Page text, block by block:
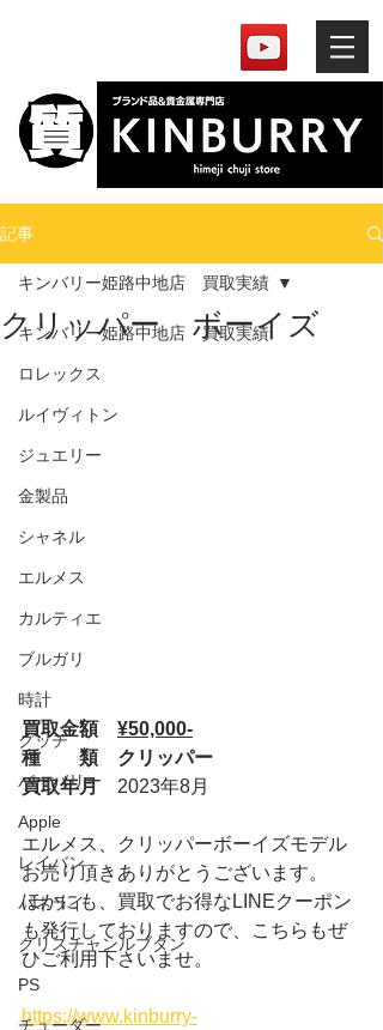
記事
キンバリー姫路中地店 買取実績
ロレックス
ルイヴィトン
ジュエリー
金製品
シャネル
エルメス
カルティエ
ブルガリ
時計
グッチ
バーバリー
Apple
レイバン
パネライ
クリスチャンルブタン
PS
チューダー
キンバリー姫路中地店 買取実績
クリッパー ボーイズ
買取金額 ¥50,000-
種　　類　クリッパー
買取年月 2023年8月
エルメス、クリッパーボーイズモデル
お売り頂きありがとうございます。
ほかにも、買取でお得なLINEクーポン
も発行しておりますので、こちらもぜ
ひご利用下さいませ。
https://www.kinburry-